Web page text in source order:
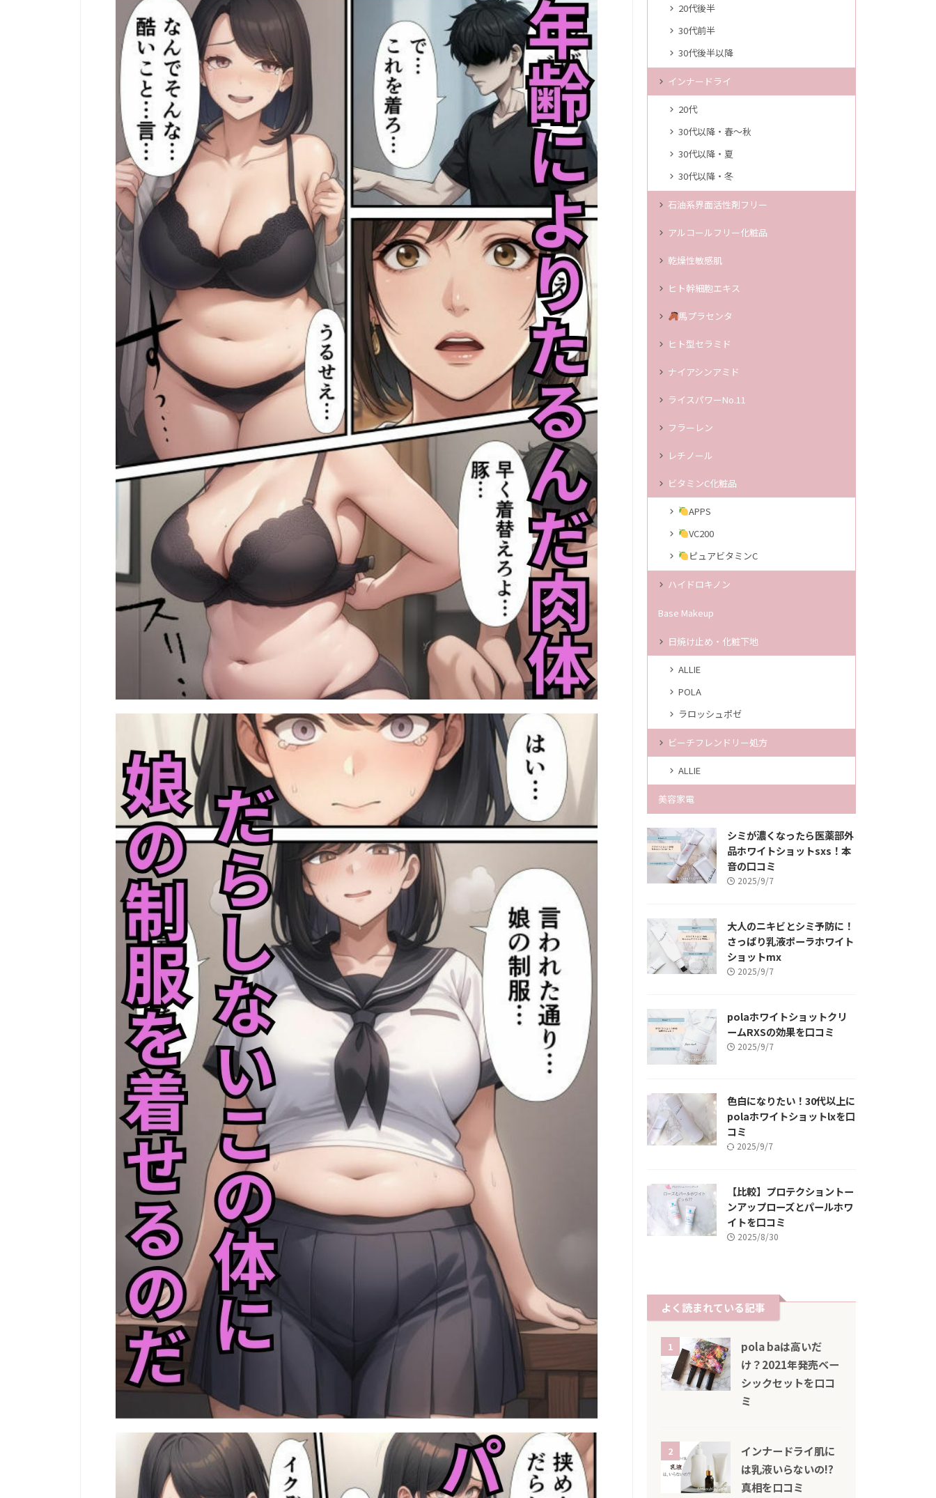
20代後半
30代前半
30代後半以降
インナードライ
20代
30代以降・春～秋
30代以降・夏
30代以降・冬
石油系界面活性剤フリー
アルコールフリー化粧品
乾燥性敏感肌
ヒト幹細胞エキス
馬プラセンタ
ヒト型セラミド
ナイアシンアミド
ライスパワーNo.11
フラーレン
レチノール
ビタミンC化粧品
APPS
VC200
ピュアビタミンC
ハイドロキノン
Base Makeup
日焼け止め・化粧下地
ALLIE
POLA
ラロッシュポゼ
ビーチフレンドリー処方
ALLIE
美容家電
シミが濃くなったら医薬部外
品ホワイトショットsxs！本
音の口コミ
2025/9/7
大人のニキビとシミ予防に！
さっぱり乳液ポーラホワイト
ショットmx
2025/9/7
polaホワイトショットクリ
ームRXSの効果を口コミ
2025/9/7
色白になりたい！30代以上に
polaホワイトショットlxを口
コミ
2025/9/7
【比較】プロテクショントー
ンアップローズとパールホワ
イトを口コミ
2025/8/30
よく読まれている記事
1
pola baは高いだ
け？2021年発売ベー
シックセットを口コ
ミ
2
インナードライ肌に
は乳液いらないの!?
真相を口コミ